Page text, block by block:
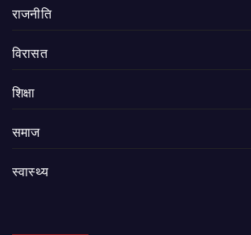
राजनीति
‍‍विरासत
शिक्षा
समाज
स्वास्थ्य